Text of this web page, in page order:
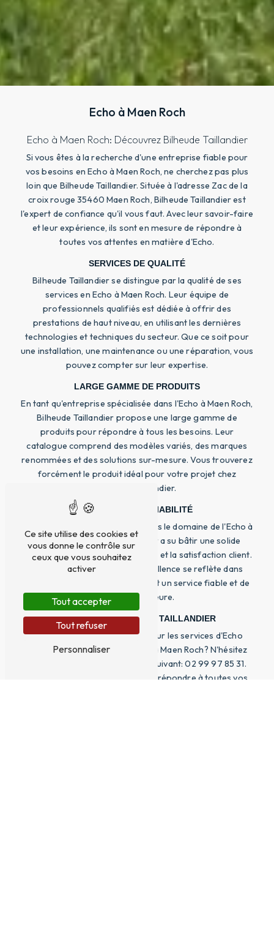
Echo à Maen Roch
Echo à Maen Roch: Découvrez Bilheude Taillandier
Si vous êtes à la recherche d'une entreprise fiable pour
vos besoins en Echo à Maen Roch, ne cherchez pas plus
loin que Bilheude Taillandier. Située à l'adresse Zac de la
croix rouge 35460 Maen Roch, Bilheude Taillandier est
l'expert de confiance qu'il vous faut. Avec leur savoir-faire
et leur expérience, ils sont en mesure de répondre à
toutes vos attentes en matière d'Echo.
SERVICES DE QUALITÉ
Bilheude Taillandier se distingue par la qualité de ses
services en Echo à Maen Roch. Leur équipe de
professionnels qualifiés est dédiée à offrir des
prestations de haut niveau, en utilisant les dernières
technologies et techniques du secteur. Que ce soit pour
une installation, une maintenance ou une réparation, vous
pouvez compter sur leur expertise.
LARGE GAMME DE PRODUITS
En tant qu'entreprise spécialisée dans l'Echo à Maen Roch,
Bilheude Taillandier propose une large gamme de
produits pour répondre à tous les besoins. Leur
catalogue comprend des modèles variés, des marques
renommées et des solutions sur-mesure. Vous trouverez
forcément le produit idéal pour votre projet chez
Bilheude Taillandier.
EXPÉRIENCE ET FIABILITÉ
Avec des années d'expérience dans le domaine de l'Echo à
Maen Roch, Bilheude Taillandier a su bâtir une solide
réputation basée sur la confiance et la satisfaction client.
Leur engagement envers l'excellence se reflète dans
chaque intervention, garantissant un service fiable et de
qualité supérieure.
CONTACTEZ BILHEUDE TAILLANDIER
Vous souhaitez en savoir plus sur les services d'Echo
offerts par Bilheude Taillandier à Maen Roch? N'hésitez
pas à les contacter au numéro suivant: 02 99 97 85 31.
Leur équipe se fera un plaisir de répondre à toutes vos
Ce site utilise des cookies et
vous donne le contrôle sur
ceux que vous souhaitez
activer
Tout accepter
Tout refuser
Personnaliser